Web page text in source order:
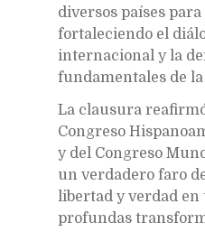
diversos países
fortaleciendo el
internacional y la
fundamentales de
La clausura
Congreso
y del Congreso
un verdadero faro
libertad y verdad en
profundas